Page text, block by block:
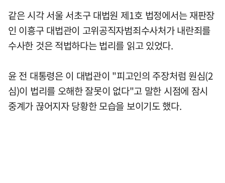
같은 시각 서울 서초구 대법원 제1호 법정에서는 재판장
인 이흥구 대법관이 고위공직자범죄수사처가 내란죄를
수사한 것은 적법하다는 법리를 읽고 있었다.
윤 전 대통령은 이 대법관이 "피고인의 주장처럼 원심(2
심)이 법리를 오해한 잘못이 없다"고 말한 시점에 잠시
중계가 끊어지자 당황한 모습을 보이기도 했다.